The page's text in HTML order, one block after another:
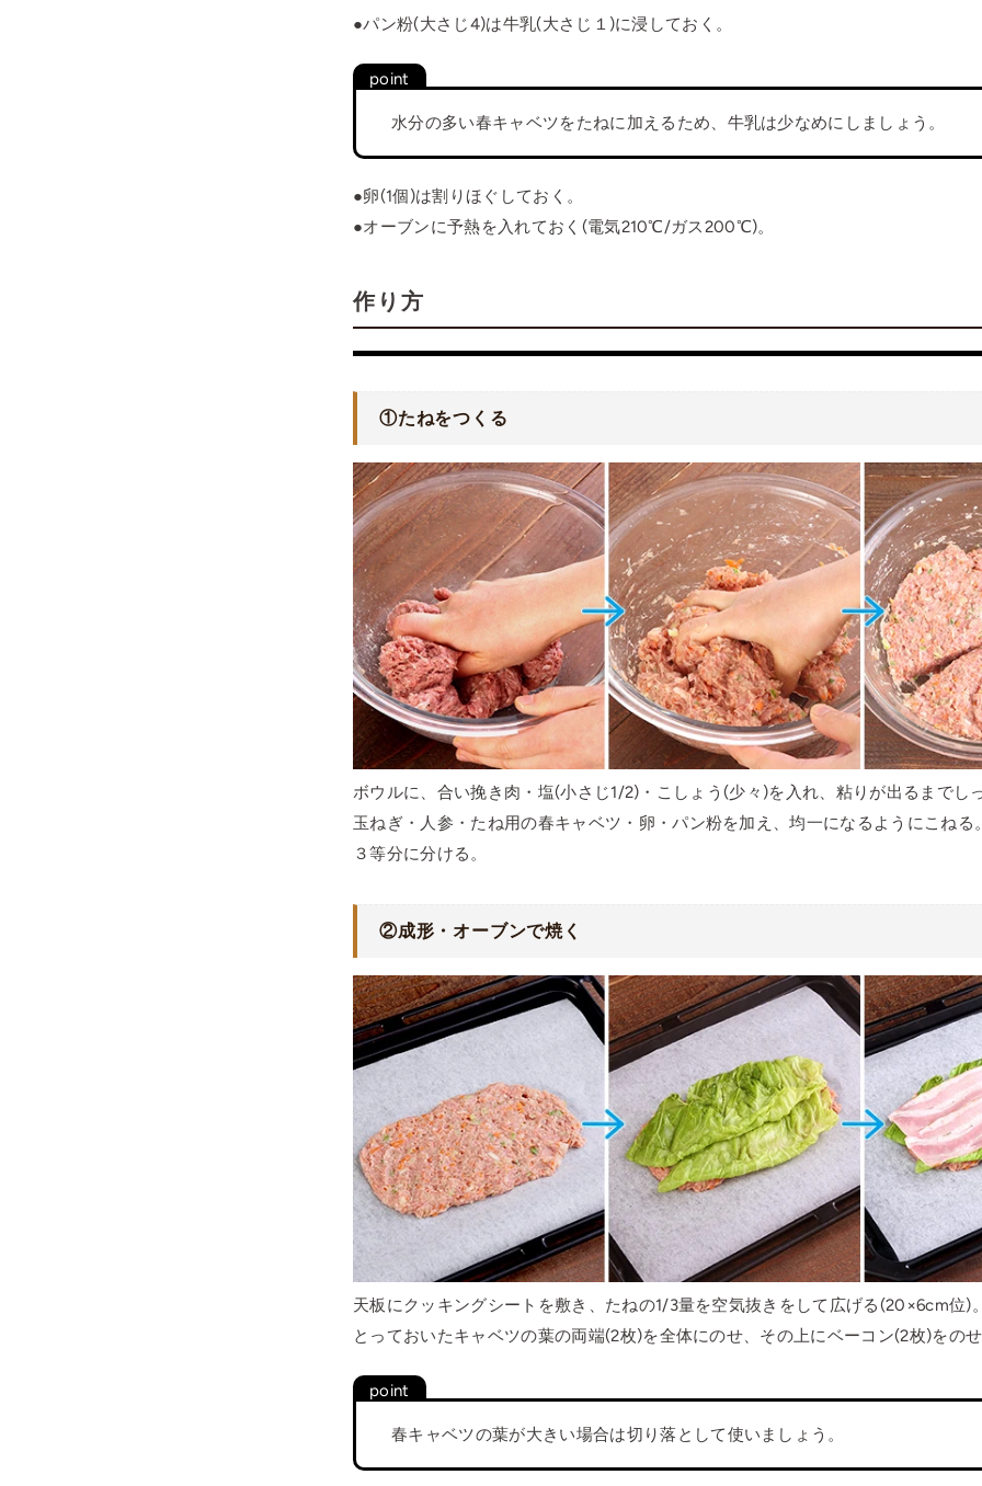
●パン粉(大さじ4)は牛乳(大さじ１)に浸しておく。
水分の多い春キャベツをたねに加えるため、牛乳は少なめにしましょう。
●卵(1個)は割りほぐしておく。
●オーブンに予熱を入れておく(電気210℃/ガス200℃)。
作り方
①たねをつくる
ボウルに、合い挽き肉・塩(小さじ1/2)・こしょう(少々)を入れ、粘りが出るまでし
玉ねぎ・人参・たね用の春キャベツ・卵・パン粉を加え、均一になるようにこねる
３等分に分ける。
②成形・オーブンで焼く
天板にクッキングシートを敷き、たねの1/3量を空気抜きをして広げる(20×6cm位)
とっておいたキャベツの葉の両端(2枚)を全体にのせ、その上にベーコン(2枚)をの
春キャベツの葉が大きい場合は切り落として使いましょう。